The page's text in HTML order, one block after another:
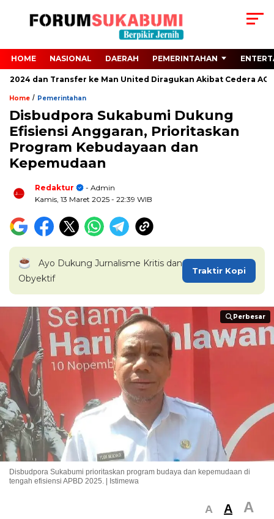
HOME NASIONAL DAERAH PEMERINTAHAN
dan Transfer ke Man United Diragukan Akibat Cedera ACL
Home / Pemerintahan
Disbudpora Sukabumi Dukung
Efisiensi Anggaran, Prioritaskan
Program Kebudayaan dan
Kepemudaan
Redaktur
- Admin
Kamis, 13 Maret 2025 - 22:39 WIB
Ayo Dukung Jurnalisme Kritis dan
Obyektif
Traktir Kopi
Perbesar
Perbesar
Disbudpora Sukabumi prioritaskan program budaya dan kepemudaan di
tengah efisiensi APBD 2025. | Istimewa
A A A